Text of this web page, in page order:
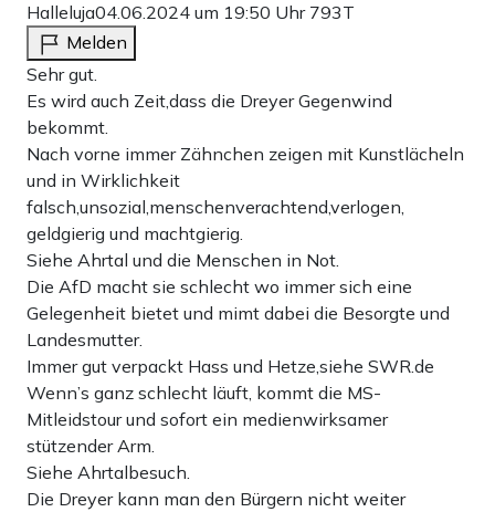
Halleluja04.06.2024 um 19:50 Uhr 793T
Melden
Sehr gut.
Es wird auch Zeit,dass die Dreyer Gegenwind
bekommt.
Nach vorne immer Zähnchen zeigen mit Kunstlächeln
und in Wirklichkeit
falsch,unsozial,menschenverachtend,verlogen,
geldgierig und machtgierig.
Siehe Ahrtal und die Menschen in Not.
Die AfD macht sie schlecht wo immer sich eine
Gelegenheit bietet und mimt dabei die Besorgte und
Landesmutter.
Immer gut verpackt Hass und Hetze,siehe SWR.de
Wenn’s ganz schlecht läuft, kommt die MS-
Mitleidstour und sofort ein medienwirksamer
stützender Arm.
Siehe Ahrtalbesuch.
Die Dreyer kann man den Bürgern nicht weiter